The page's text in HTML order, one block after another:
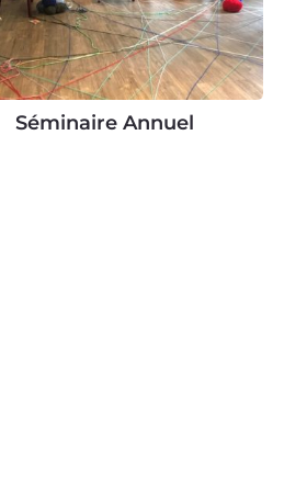
Séminaire Annuel